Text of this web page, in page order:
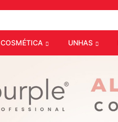
COSMÉTICA UNHAS